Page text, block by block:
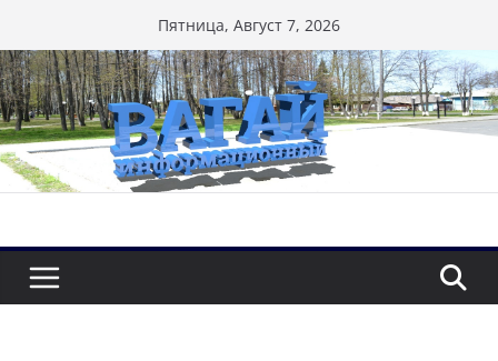
к
содержимому
Пятница, Август 7, 2026